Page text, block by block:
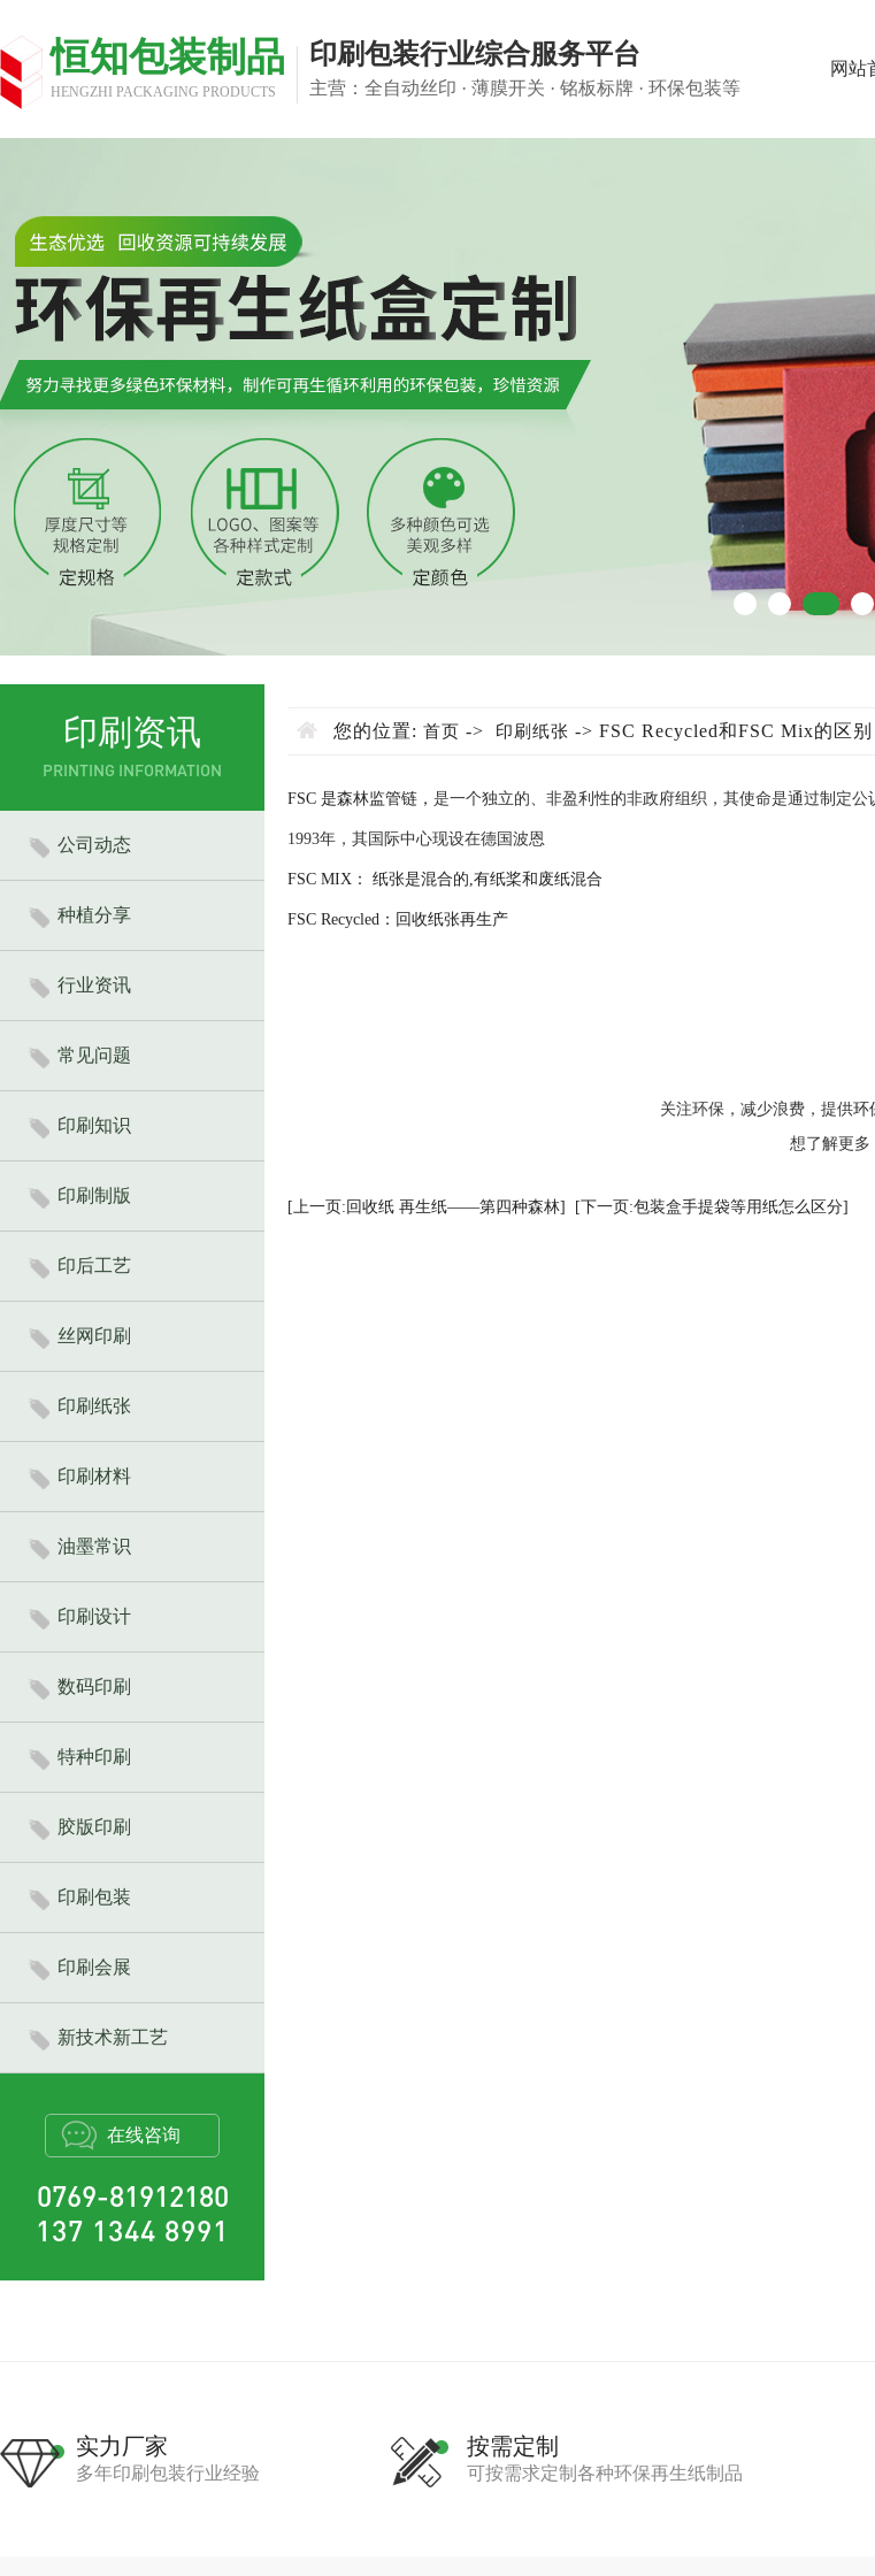
恒知包装制品
HENGZHI PACKAGING PRODUCTS
印刷包装行业综合服务平台
主营：全自动丝印 · 薄膜开关 · 铭板标牌 · 环保包装等
网站
印刷资讯
PRINTING INFORMATION
公司动态
种植分享
行业资讯
常见问题
印刷知识
印刷制版
印后工艺
丝网印刷
印刷纸张
印刷材料
油墨常识
印刷设计
数码印刷
特种印刷
胶版印刷
印刷包装
印刷会展
新技术新工艺
在线咨询
0769-81912180
137 1344 8991
您的位置: 首页 -> 印刷纸张 -> FSC Recycled和FSC Mix的区
FSC 是森林监管链， 是一个独立的、非盈利性的非政府组织，其使命是通过制定
1993年，其国际中心现设在德国波恩
FSC MIX： 纸张是混合的,有纸桨和废纸混合​
FSC ​Recycled： ​回收纸张再生产
关注环保，减少浪费，提供环
想了解更多
[上一页:回收纸 再生纸——第四种森林]
[下一页:包装盒手提袋等用纸怎么区分]
实力厂家
多年印刷包装行业经验
按需定制
可按需求定制各种环保再生纸制品